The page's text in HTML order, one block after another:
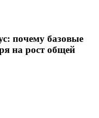
почему базовые
на рост общей